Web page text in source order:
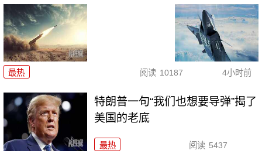
最热 阅读 10187 4小时前
特朗普一句“我们也想要导弹”揭了
美国的老底
最热 阅读 5437